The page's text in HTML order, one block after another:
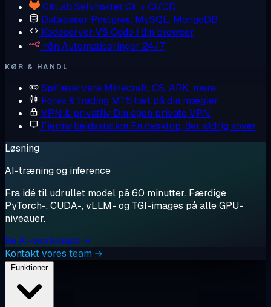
GitLab Selvhostet Git + CI/CD
Databaser Postgres, MySQL, MongoDB
Kodeserver VS Code i din browser
n8n Automatiseringer 24/7
KØR & HANDL
Spilleservere Minecraft, CS, ARK, mere
Forex & trading MT5 tæt på din mægler
VPN & privatliv Din egen private VPN
Fjernarbejdsstation En desktop, der aldrig sover
Løsning
AI-træning og inference
Fra idé til udrullet model på 60 minutter. Færdige
PyTorch-, CUDA-, vLLM- og TGI-images på alle GPU-
niveauer.
Se AI-workloads →
Kontakt vores team →
Funktioner